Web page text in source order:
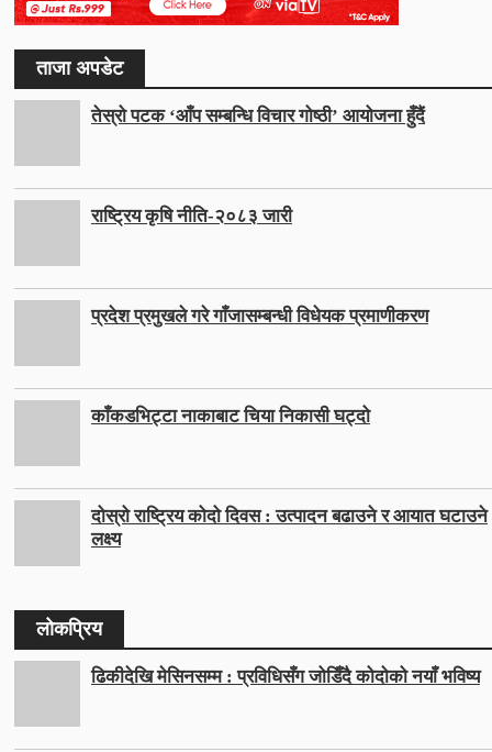
ताजा अपडेट
तेस्रो पटक ‘आँप सम्बन्धि विचार गोष्ठी’ आयोजना हुँदैं
राष्ट्रिय कृषि नीति-२०८३ जारी
प्रदेश प्रमुखले गरे गाँजासम्बन्धी विधेयक प्रमाणीकरण
काँकडभिट्टा नाकाबाट चिया निकासी घट्दो
दोस्रो राष्ट्रिय कोदो दिवस : उत्पादन बढाउने र आयात घटाउने
लक्ष्य
लोकप्रिय
ढिकीदेखि मेसिनसम्म : प्रविधिसँग जोडिँदै कोदोको नयाँ भविष्य